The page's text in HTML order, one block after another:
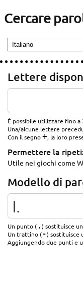
Cercare
Lettere
È possibile utilizzare fino a
Una/alcune lettere
Con il segno+, la loro
Permettere la
Utile nei giochi come
Modello di
Un punto (.) sostituisce
Un trattino (-) sostituisce
Aggiungendo due punti e